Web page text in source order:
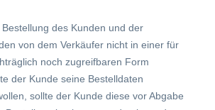
des Kunden und der
von dem Verkäufer nicht in einer für
noch zugreifbaren Form
der Kunde seine Bestelldaten
sollte der Kunde diese vor Abgabe